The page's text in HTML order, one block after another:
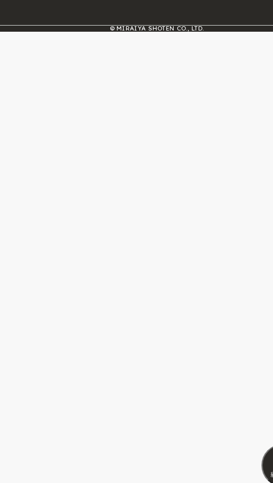
© MIRAIYA SHOTEN CO., LTD.